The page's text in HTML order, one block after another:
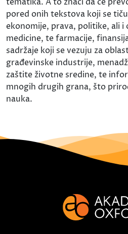
pored onih tekstova koji se
ekonomije, prava, politike, ali i
medicine, te farmacije,
sadržaje koji se vezuju za
građevinske industrije,
zaštite životne sredine, te
mnogih drugih grana, što
nauka.